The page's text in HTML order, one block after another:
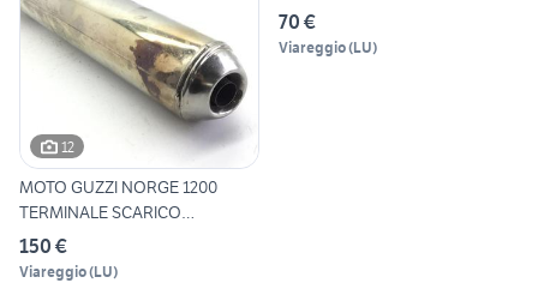
12
MOTO GUZZI NORGE 1200
TERMINALE SCARICO
MARMITTA 2
150 €
Viareggio(LU)
SCARIC
70 €
Viareggio(LU)